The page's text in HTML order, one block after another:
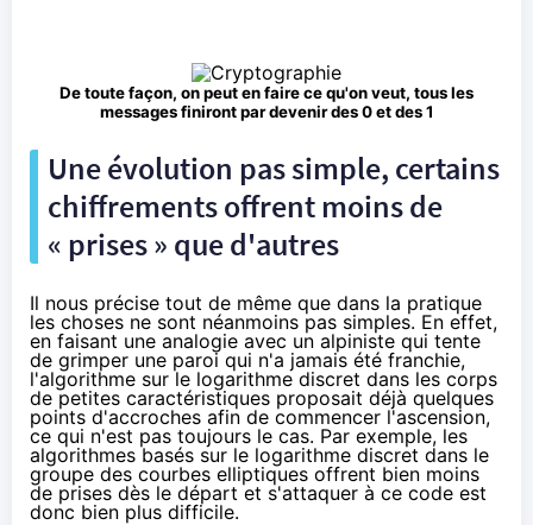
De toute façon, on peut en faire ce qu'on veut, tous les
messages finiront par devenir des 0 et des 1
Une évolution pas simple, certains
chiffrements offrent moins de
« prises » que d'autres
Il nous précise tout de même que dans la pratique
les choses ne sont néanmoins pas simples. En effet,
en faisant une analogie avec un alpiniste qui tente
de grimper une paroi qui n'a jamais été franchie,
l'algorithme sur le logarithme discret dans les corps
de petites caractéristiques proposait déjà quelques
points d'accroches afin de commencer l'ascension,
ce qui n'est pas toujours le cas. Par exemple, les
algorithmes basés sur le logarithme discret dans le
groupe des courbes elliptiques offrent bien moins
de prises dès le départ et s'attaquer à ce code est
donc bien plus difficile.